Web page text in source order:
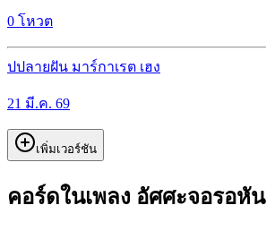
0 โหวต
ปปลายฝัน มาร์กาเรต เฮง
21 มี.ค. 69
เพิ่มเวอร์ชัน
คอร์ดในเพลง อัศศะจอรอหัน